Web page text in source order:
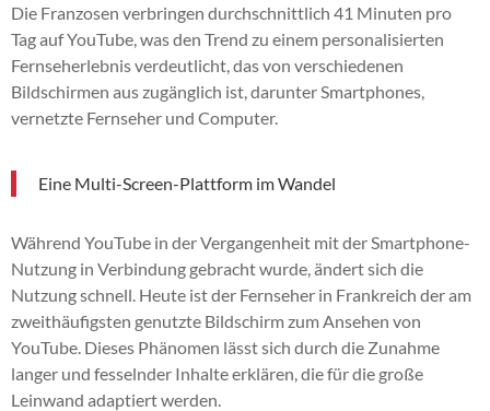
Die Franzosen verbringen durchschnittlich 41 Minuten pro
Tag auf YouTube, was den Trend zu einem personalisierten
Fernseherlebnis verdeutlicht, das von verschiedenen
Bildschirmen aus zugänglich ist, darunter Smartphones,
vernetzte Fernseher und Computer.
Eine Multi-Screen-Plattform im Wandel
Während YouTube in der Vergangenheit mit der Smartphone-
Nutzung in Verbindung gebracht wurde, ändert sich die
Nutzung schnell. Heute ist der Fernseher in Frankreich der am
zweithäufigsten genutzte Bildschirm zum Ansehen von
YouTube. Dieses Phänomen lässt sich durch die Zunahme
langer und fesselnder Inhalte erklären, die für die große
Leinwand adaptiert werden.